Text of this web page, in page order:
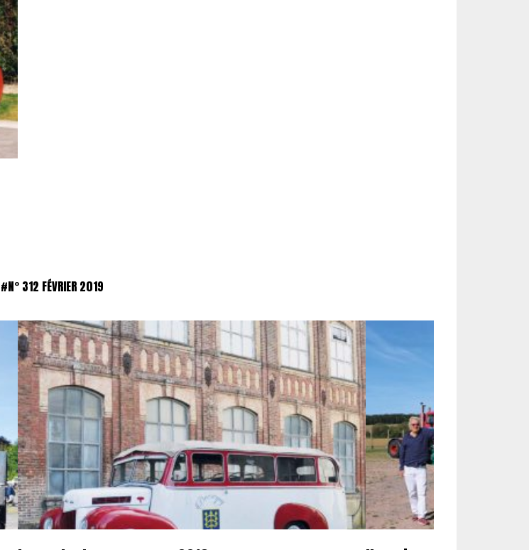
#N° 312 FÉVRIER 2019